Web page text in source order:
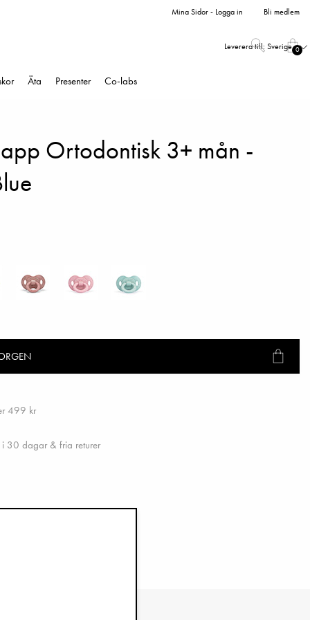
Mina Sidor - Logga in Bli medlem
Leverera till: Sverige 0
Äta Presenter Co-labs
Ortodontisk 3+ mån -
499 kr
30 dagar & fria returer